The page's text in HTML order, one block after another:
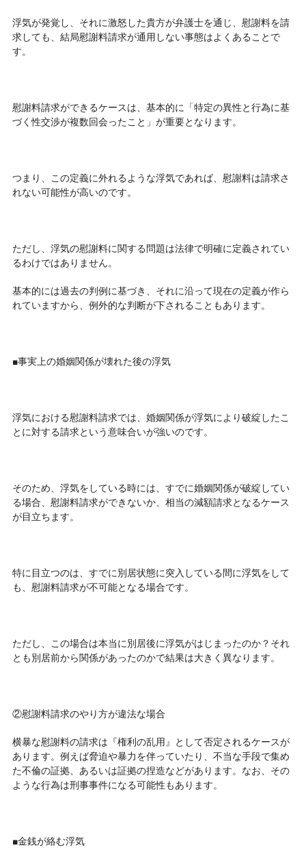
浮気が発覚し、それに激怒した貴方が弁護士を通じ、慰謝料を請
求しても、結局慰謝料請求が通用しない事態はよくあることで
す。
慰謝料請求ができるケースは、基本的に「特定の異性と行為に基
づく性交渉が複数回会ったこと」が重要となります。
つまり、この定義に外れるような浮気であれば、慰謝料は請求さ
れない可能性が高いのです。
ただし、浮気の慰謝料に関する問題は法律で明確に定義されてい
るわけではありません。
基本的には過去の判例に基づき、それに沿って現在の定義が作ら
れていますから、例外的な判断が下されることもあります。
■事実上の婚姻関係が壊れた後の浮気
浮気における慰謝料請求では、婚姻関係が浮気により破綻したこ
とに対する請求という意味合いが強いのです。
そのため、浮気をしている時には、すでに婚姻関係が破綻してい
る場合、慰謝料請求ができないか、相当の減額請求となるケース
が目立ちます。
特に目立つのは、すでに別居状態に突入している間に浮気をして
も、慰謝料請求が不可能となる場合です。
ただし、この場合は本当に別居後に浮気がはじまったのか？それ
とも別居前から関係があったのかで結果は大きく異なります。
②慰謝料請求のやり方が違法な場合
横暴な慰謝料の請求は『権利の乱用』として否定されるケースが
あります。例えば脅迫や暴力を伴っていたり、不当な手段で集め
た不倫の証拠、あるいは証拠の捏造などがあります。なお、その
ような行為は刑事事件になる可能性もあります。
■金銭が絡む浮気